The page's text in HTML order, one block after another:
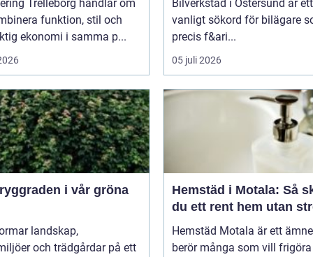
Trelleborg handlar om
funktion, stil och
ekonomi i samma p...
Bilverkstad i Östersund är ett
vanligt sökord för bilägare
precis f&ari...
05 juli 2026
landskap,
och trädgårdar på ett
Hemstäd i Motala: Så
du ett rent hem utan
Hemstäd Motala är ett
berör många som vill